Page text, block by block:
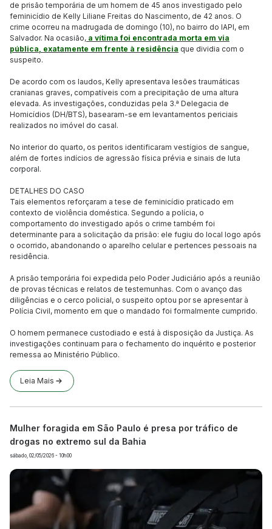
de prisão temporária de um homem de 45 anos investigado pelo
feminicídio de Kelly Liliane Freitas do Nascimento, de 42 anos. O
crime ocorreu na madrugada de domingo (10), no bairro do IAPI, em
Salvador. Na ocasião, a vítima foi encontrada morta em via
pública, exatamente em frente à residência que dividia com o
suspeito.
De acordo com os laudos, Kelly apresentava lesões traumáticas
cranianas graves, compatíveis com a precipitação de uma altura
elevada. As investigações, conduzidas pela 3.ª Delegacia de
Homicídios (DH/BTS), basearam-se em levantamentos periciais
realizados no imóvel do casal.
No interior do quarto, os peritos identificaram vestígios de sangue,
além de fortes indícios de agressão física prévia e sinais de luta
corporal.
DETALHES DO CASO
Tais elementos reforçaram a tese de feminicídio praticado em
contexto de violência doméstica. Segundo a polícia, o
comportamento do investigado após o crime também foi
determinante para a solicitação da prisão: ele fugiu do local logo após
o ocorrido, abandonando o aparelho celular e pertences pessoais na
residência.
A prisão temporária foi expedida pelo Poder Judiciário após a reunião
de provas técnicas e relatos de testemunhas. Com o avanço das
diligências e o cerco policial, o suspeito optou por se apresentar à
Polícia Civil, momento em que o mandado foi formalmente cumprido.
O homem permanece custodiado e está à disposição da Justiça. As
investigações continuam para o fechamento do inquérito e posterior
remessa ao Ministério Público.
Leia Mais
Mulher foragida em São Paulo é presa por tráfico de
drogas no extremo sul da Bahia
sábado, 02/05/2026 - 10h00